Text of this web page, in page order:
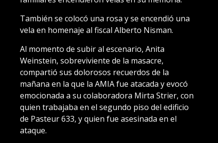
También se colocó una rosa y se encendió una
vela en homenaje al fiscal Alberto Nisman.
Al momento de subir al escenario, Anita
Weinstein, sobreviviente de la masacre,
compartió sus dolorosos recuerdos de la
mañana en la que la AMIA fue atacada y evocó
emocionada a su colaboradora Mirta Strier, con
quien trabajaba en el segundo piso del edificio
de Pasteur 633, y quien fue asesinada en el
ataque.